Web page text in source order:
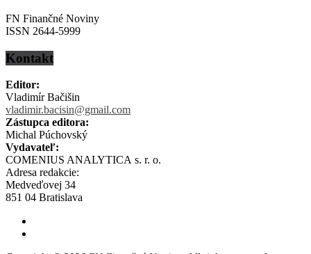
FN Finančné Noviny
ISSN 2644-5999
Kontakt
Editor:
Vladimír Bačišin
vladimir.bacisin@gmail.com
Zástupca editora:
Michal Púchovský
Vydavateľ:
COMENIUS ANALYTICA s. r. o.
Adresa redakcie:
Medveďovej 34
851 04 Bratislava